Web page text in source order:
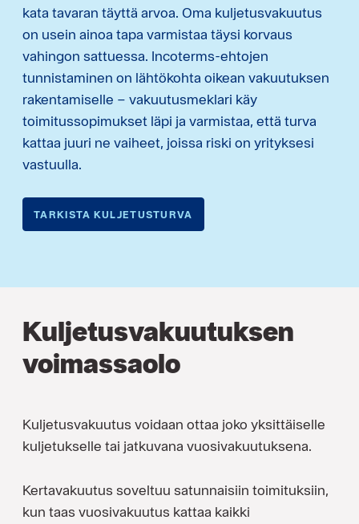
kata tavaran täyttä arvoa. Oma kuljetusvakuutus
on usein ainoa tapa varmistaa täysi korvaus
vahingon sattuessa. Incoterms-ehtojen
tunnistaminen on lähtökohta oikean vakuutuksen
rakentamiselle – vakuutusmeklari käy
toimitussopimukset läpi ja varmistaa, että turva
kattaa juuri ne vaiheet, joissa riski on yrityksesi
vastuulla.
TARKISTA KULJETUSTURVA
Kuljetusvakuutuksen
voimassaolo
Kuljetusvakuutus voidaan ottaa joko yksittäiselle
kuljetukselle tai jatkuvana vuosivakuutuksena.
Kertavakuutus soveltuu satunnaisiin toimituksiin,
kun taas vuosivakuutus kattaa kaikki